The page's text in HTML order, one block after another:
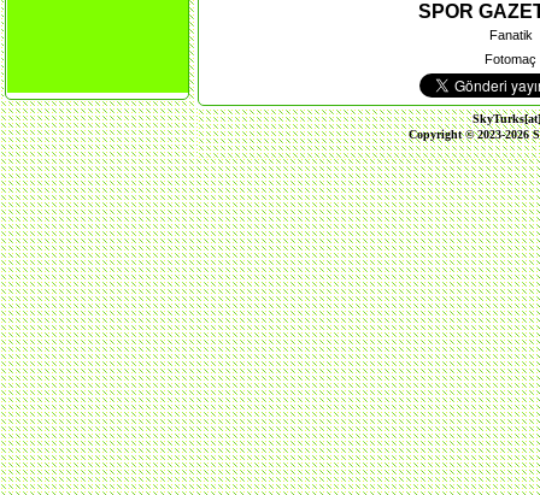
SPOR
Fanatik
Fotomaç
Copyright © 2023-2026